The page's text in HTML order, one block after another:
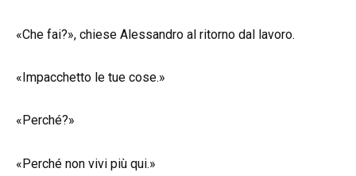
«Che fai?», chiese Alessandro al ritorno dal lavoro.
«Impacchetto le tue cose.»
«Perché?»
«Perché non vivi più qui.»